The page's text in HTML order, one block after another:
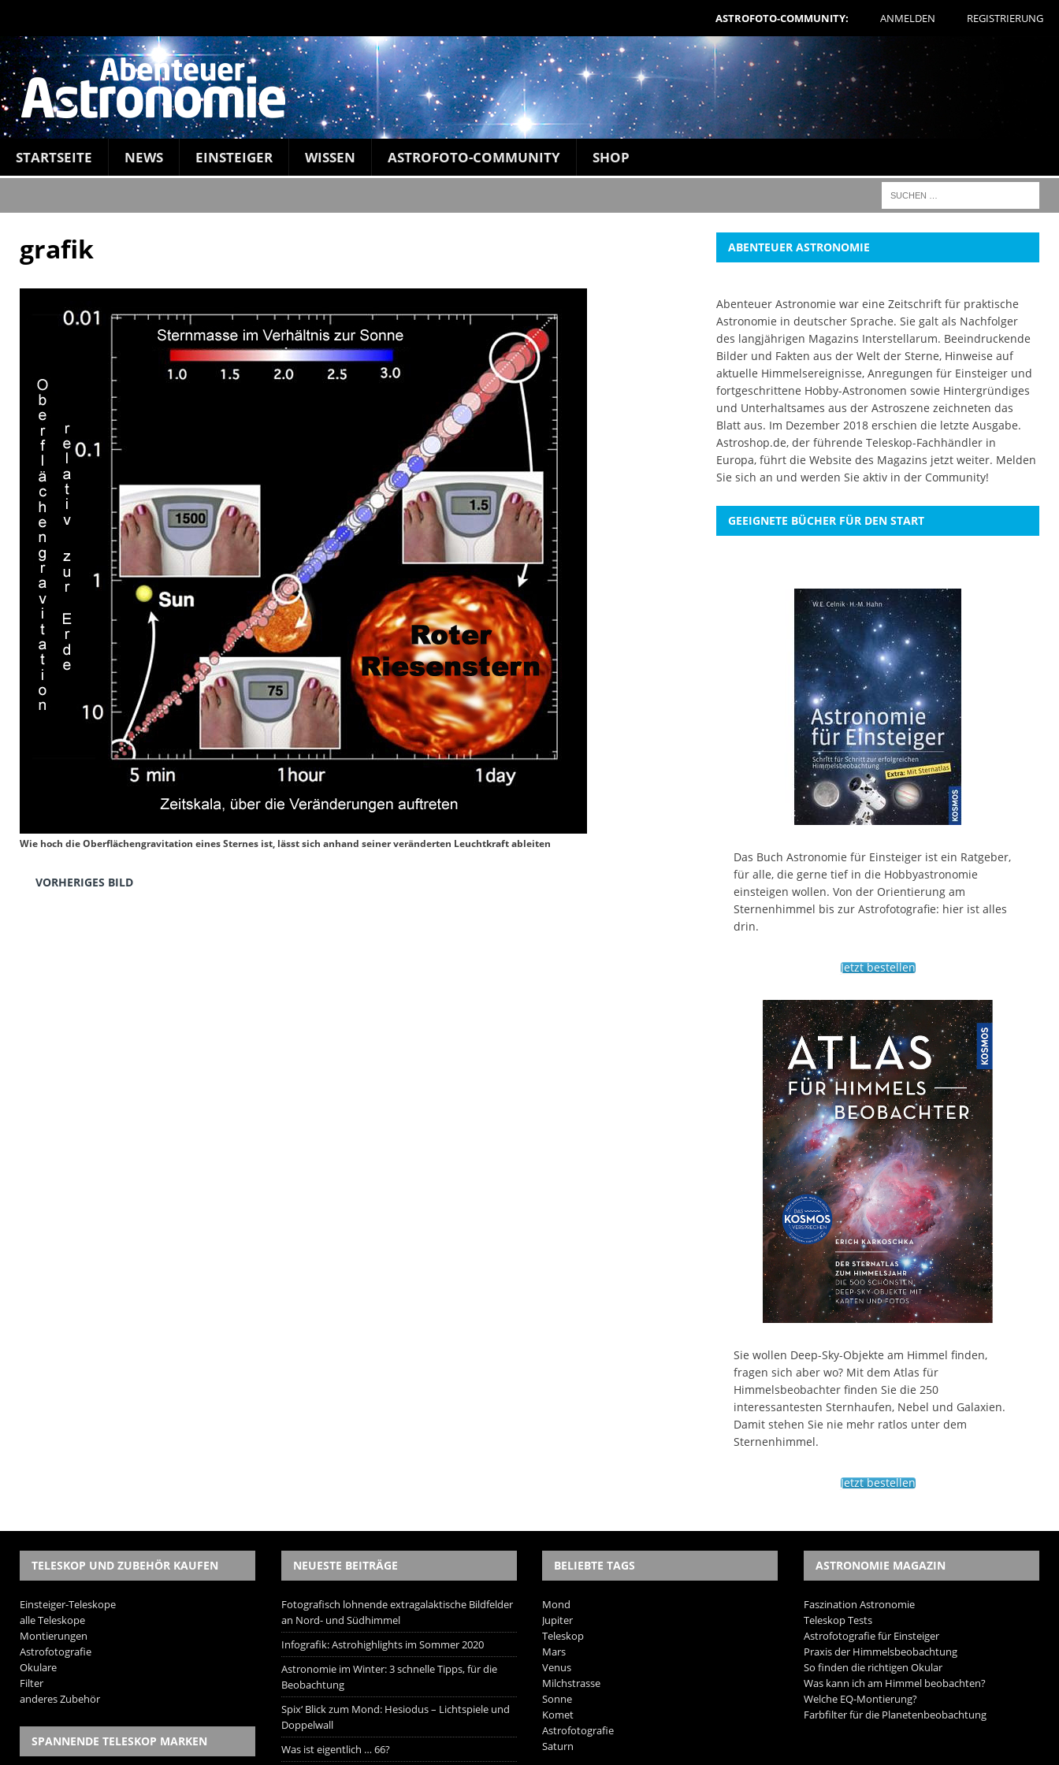
ASTROFOTO-COMMUNITY: ANMELDEN REGISTRIERUNG
STARTSEITE NEWS EINSTEIGER WISSEN ASTROFOTO-COMMUNITY SHOP
grafik
Wie hoch die Oberflächengravitation eines Sternes ist, lässt sich anhand seiner veränderten Leuchtkraft ableiten
VORHERIGES BILD
ABENTEUER ASTRONOMIE
Abenteuer Astronomie war eine Zeitschrift für praktische
Astronomie in deutscher Sprache. Sie galt als Nachfolger
des langjährigen Magazins Interstellarum. Beeindruckende
Bilder und Fakten aus der Welt der Sterne, Hinweise auf
aktuelle Himmelsereignisse, Anregungen für Einsteiger und
fortgeschrittene Hobby-Astronomen sowie Hintergründiges
und Unterhaltsames aus der Astroszene zeichneten das
Blatt aus. Im Dezember 2018 erschien die letzte Ausgabe.
Astroshop.de, der führende Teleskop-Fachhändler in
Europa, führt die Website des Magazins jetzt weiter. Melden
Sie sich an und werden Sie aktiv in der Community!
GEEIGNETE BÜCHER FÜR DEN START
Das Buch Astronomie für Einsteiger ist ein Ratgeber,
für alle, die gerne tief in die Hobbyastronomie
einsteigen wollen. Von der Orientierung am
Sternenhimmel bis zur Astrofotografie: hier ist alles
drin.
Jetzt bestellen
Sie wollen Deep-Sky-Objekte am Himmel finden,
fragen sich aber wo? Mit dem Atlas für
Himmelsbeobachter finden Sie die 250
interessantesten Sternhaufen, Nebel und Galaxien.
Damit stehen Sie nie mehr ratlos unter dem
Sternenhimmel.
Jetzt bestellen
TELESKOP UND ZUBEHÖR KAUFEN
Einsteiger-Teleskope
alle Teleskope
Montierungen
Astrofotografie
Okulare
Filter
anderes Zubehör
SPANNENDE TELESKOP MARKEN
NEUESTE BEITRÄGE
Fotografisch lohnende extragalaktische Bildfelder
an Nord- und Südhimmel
Infografik: Astrohighlights im Sommer 2020
Astronomie im Winter: 3 schnelle Tipps, für die
Beobachtung
Spix‘ Blick zum Mond: Hesiodus – Lichtspiele und
Doppelwall
Was ist eigentlich … 66?
BELIEBTE TAGS
Mond
Jupiter
Teleskop
Mars
Venus
Milchstrasse
Sonne
Komet
Astrofotografie
Saturn
ASTRONOMIE MAGAZIN
Faszination Astronomie
Teleskop Tests
Astrofotografie für Einsteiger
Praxis der Himmelsbeobachtung
So finden die richtigen Okular
Was kann ich am Himmel beobachten?
Welche EQ-Montierung?
Farbfilter für die Planetenbeobachtung